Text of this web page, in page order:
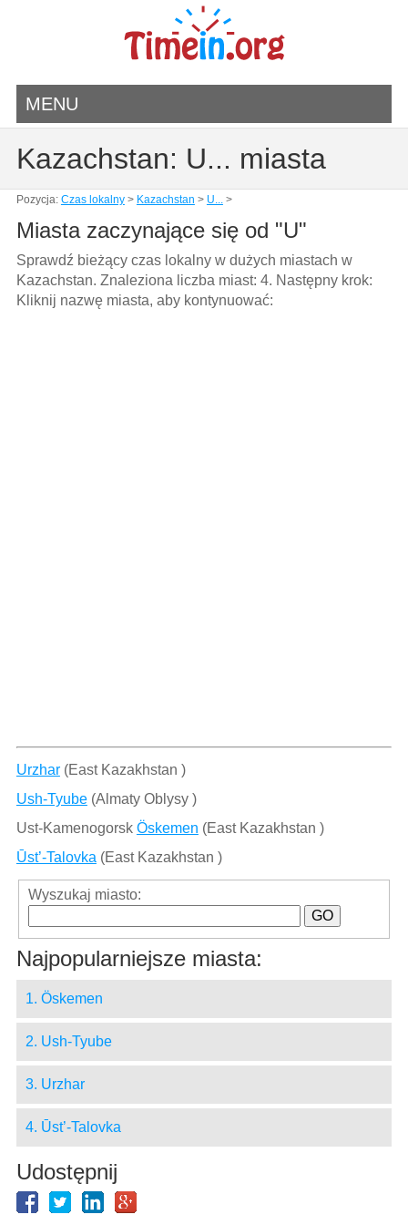
MENU
Kazachstan: U... miasta
Pozycja: Czas lokalny> Kazachstan > U...>
Miasta zaczynające się od "U"
Sprawdź bieżący czas lokalny w dużych miastach w
Kazachstan. Znaleziona liczba miast: 4. Następny krok:
Kliknij nazwę miasta, aby kontynuować:
Urzhar(East Kazakhstan )
Ush-Tyube(Almaty Oblysy )
Ust-Kamenogorsk Öskemen (East Kazakhstan )
Ūst’-Talovka (East Kazakhstan )
Wyszukaj miasto:
Najpopularniejsze miasta:
1. Öskemen
2. Ush-Tyube
3. Urzhar
4. Ūst’-Talovka
Udostępnij